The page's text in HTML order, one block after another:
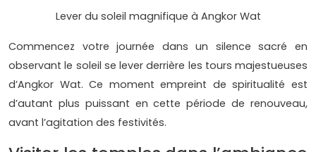
Lever du soleil magnifique à Angkor Wat
Commencez votre journée dans un silence sacré en
observant le soleil se lever derrière les tours majestueuses
d’Angkor Wat. Ce moment empreint de spiritualité est
d’autant plus puissant en cette période de renouveau,
avant l’agitation des festivités.